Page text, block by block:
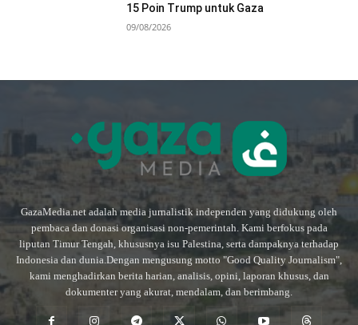
15 Poin Trump untuk Gaza
09/08/2026
GazaMedia.net adalah media jurnalistik independen yang didukung oleh
pembaca dan donasi organisasi non-pemerintah. Kami berfokus pada
liputan Timur Tengah, khususnya isu Palestina, serta dampaknya terhadap
Indonesia dan dunia.Dengan mengusung motto "Good Quality Journalism",
kami menghadirkan berita harian, analisis, opini, laporan khusus, dan
dokumenter yang akurat, mendalam, dan berimbang.